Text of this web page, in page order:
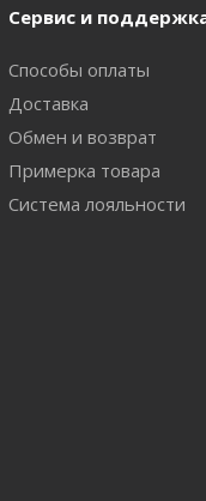
Сервис и
Способы оплаты
Доставка
Обмен и возврат
Примерка товара
Система лояльности